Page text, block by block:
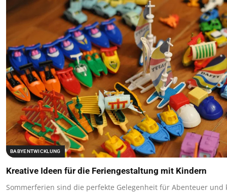
BABYENTWICKLUNG
Kreative Ideen für die Feriengestaltung mit Kindern
Sommerferien sind die perfekte Gelegenheit für Abenteuer und